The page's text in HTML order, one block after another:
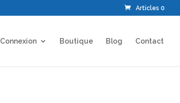
Articles 0
Connexion Boutique Blog Contact